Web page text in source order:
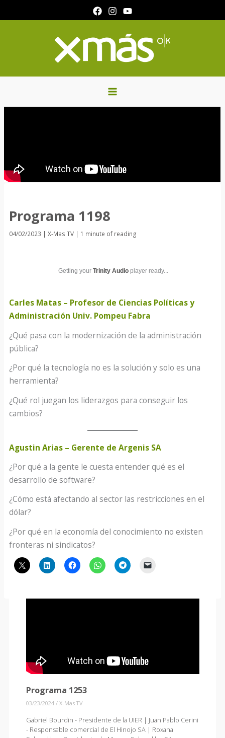
al
Programa 1198
04/02/2023 |X-Mas TV | 1 minute of reading
Getting your Trinity Audioplayer ready...
Carles Matas – Profesor de Ciencias Políticas y
Administración Univ. Pompeu Fabra
¿Qué pasa con la modernización de la administración
pública?
¿Por qué la tecnología no es la solución y solo es una
herramienta?
¿Qué rol juegan los liderazgos para conseguir los
cambios?
Agustin Arias – Gerente de Argenis SA
¿Por qué a la gente le cuesta entender qué es el
desarrollo de software?
¿Cómo está afectando al sector las restricciones en el
dólar?
¿Por qué en la economía del conocimiento no existen
fronteras ni sindicatos?
Programa 1253
03/23/2024 / X-Mas TV
Gabriel Bourdin - Presidente de la UIER | Juan Pablo Cerini
- Responsable comercial de El Hinojo SA | Roxana